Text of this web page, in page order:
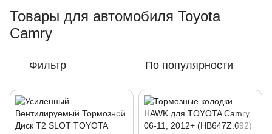
Товары для автомобиля Toyota
Camry
Фильтр По популярности